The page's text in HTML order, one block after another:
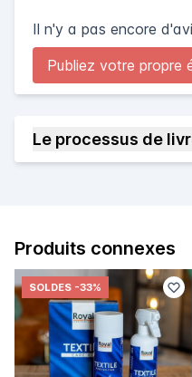
Il n'y a pas encore
Publiez votre propre
Le processus de
Produits connexes
SOLDES -33%